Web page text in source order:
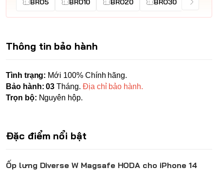
BRO5 BRO10 BRO20 BRO30
Thông tin bảo hành
Tình trạng: Mới 100% Chính hãng.
Bảo hành: 03 Tháng. Địa chỉ bảo hành.
Trọn bộ: Nguyên hộp.
Đặc điểm nổi bật
Ốp lưng Diverse W Magsafe HODA cho iPhone 14